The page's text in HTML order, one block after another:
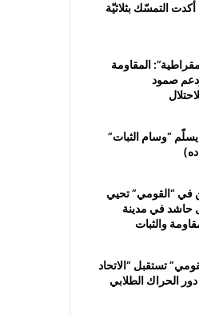
التمسّك بثلاثيّة
المقاومة
صمود
“وسام الثبات”
في “القومي” تحيي
حاشد في مدينة
والثبات
تستقبل “الاتحاد
الحراك الطلابي